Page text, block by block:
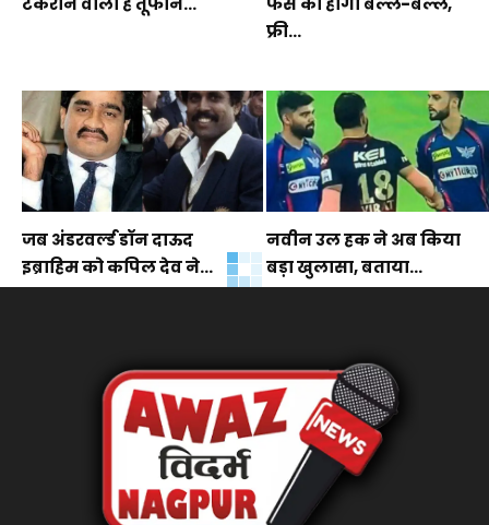
फ्री...
जब अंडरवर्ल्ड डॉन दाऊद
इब्राहिम को कपिल देव ने...
नवीन उल हक ने अब किया
बड़ा खुलासा, बताया...